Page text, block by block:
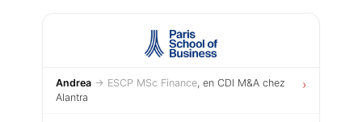
Andrea → ESCP MSc Finance, en CDI M&A chez
Alantra
›